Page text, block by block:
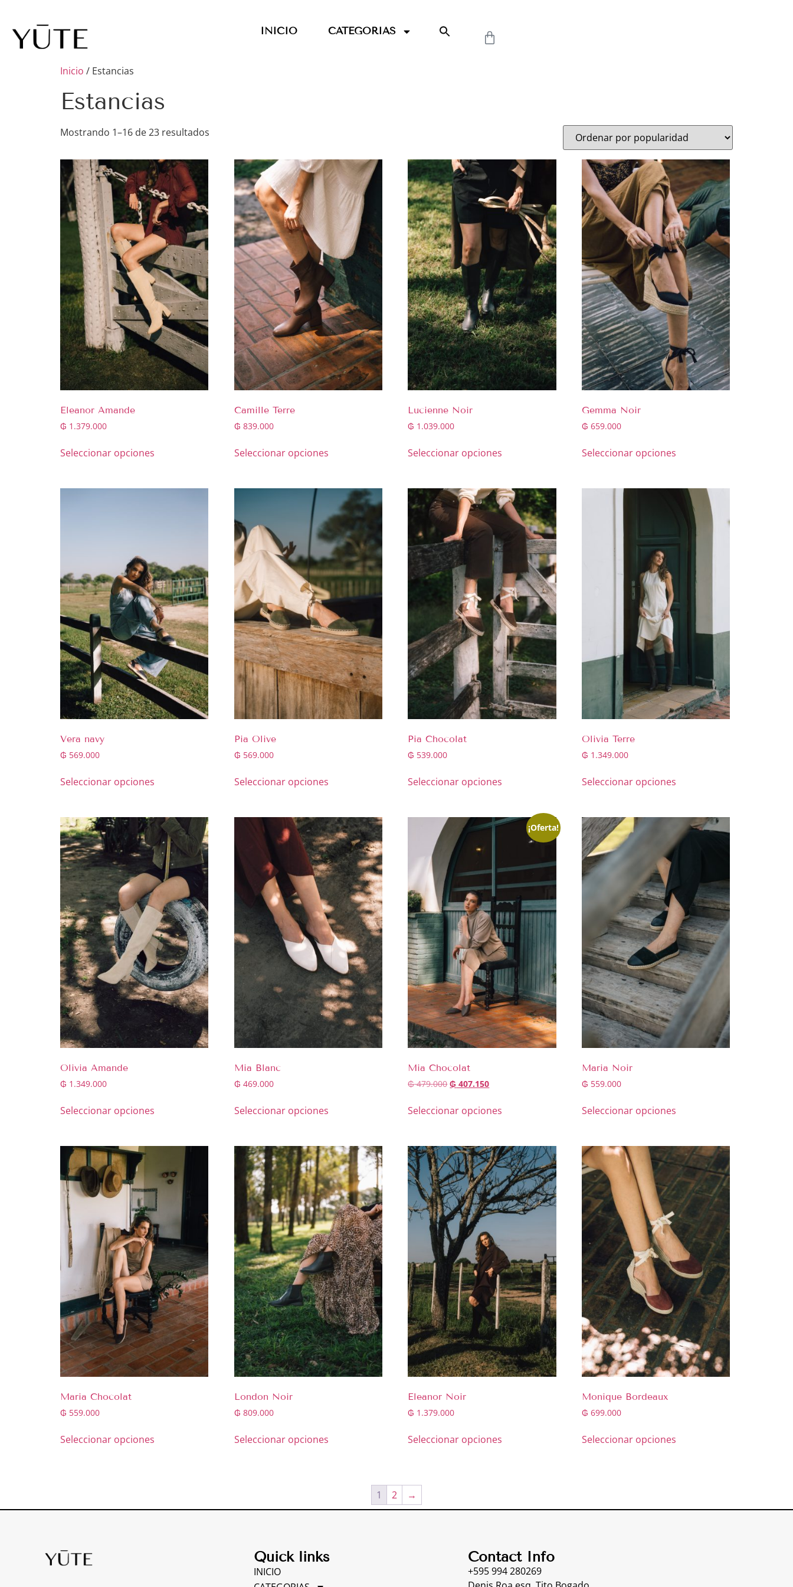
INICIO CATEGORIAS
Inicio / Estancias
Estancias
Mostrando 1–16 de 23 resultados
Eleanor Amande
₲ 1.379.000
Seleccionar opciones
Camille Terre
₲ 839.000
Seleccionar opciones
Lucienne Noir
₲ 1.039.000
Seleccionar opciones
Gemma Noir
₲ 659.000
Seleccionar opciones
Vera navy
₲ 569.000
Seleccionar opciones
Pia Olive
₲ 569.000
Seleccionar opciones
Pia Chocolat
₲ 539.000
Seleccionar opciones
Olivia Terre
₲ 1.349.000
Seleccionar opciones
Olivia Amande
₲ 1.349.000
Seleccionar opciones
Mia Blanc
₲ 469.000
Seleccionar opciones
¡Oferta!
Mia Chocolat
₲479.000 ₲ 407.150
Seleccionar opciones
Maria Noir
₲ 559.000
Seleccionar opciones
Maria Chocolat
₲ 559.000
Seleccionar opciones
London Noir
₲ 809.000
Seleccionar opciones
Eleanor Noir
₲ 1.379.000
Seleccionar opciones
Monique Bordeaux
₲ 699.000
Seleccionar opciones
1 2 →
Quick links
INICIO
Contact Info
+595 994 280269